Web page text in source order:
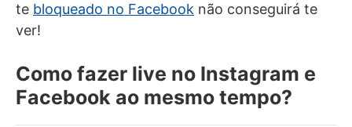
te bloqueado no Facebook não conseguirá te
ver!
Como fazer live no Instagram e
Facebook ao mesmo tempo?